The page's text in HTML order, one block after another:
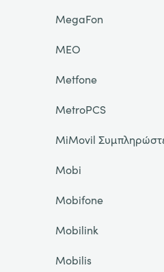
MegaFon
MEO
Metfone
MetroPCS
MiMovil
Mobi
Mobifone
Mobilink
Mobilis